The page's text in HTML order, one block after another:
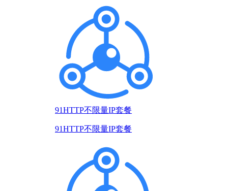
91HTTP不限量IP套餐
91HTTP不限量IP套餐